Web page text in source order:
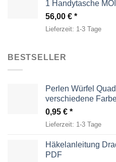
1 Handytasche
56,00 €
Lieferzeit: 1-3 Tage
BESTSELLER
Perlen Würfel
verschiedene
0,95 €
Lieferzeit: 1-3 Tage
Häkelanleitung
PDF